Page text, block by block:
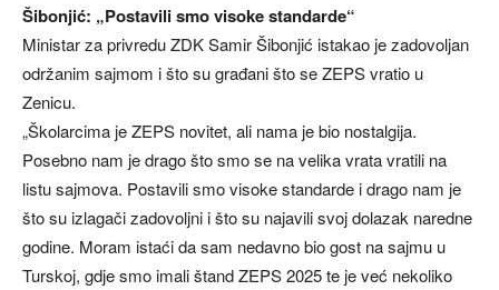
Šibonjić: „Postavili smo visoke standarde“
Ministar za privredu ZDK Samir Šibonjić istakao je zadovoljan
održanim sajmom i što su građani što se ZEPS vratio u
Zenicu.
„Školarcima je ZEPS novitet, ali nama je bio nostalgija.
Posebno nam je drago što smo se na velika vrata vratili na
listu sajmova. Postavili smo visoke standarde i drago nam je
što su izlagači zadovoljni i što su najavili svoj dolazak naredne
godine. Moram istaći da sam nedavno bio gost na sajmu u
Turskoj, gdje smo imali štand ZEPS 2025 te je već nekoliko